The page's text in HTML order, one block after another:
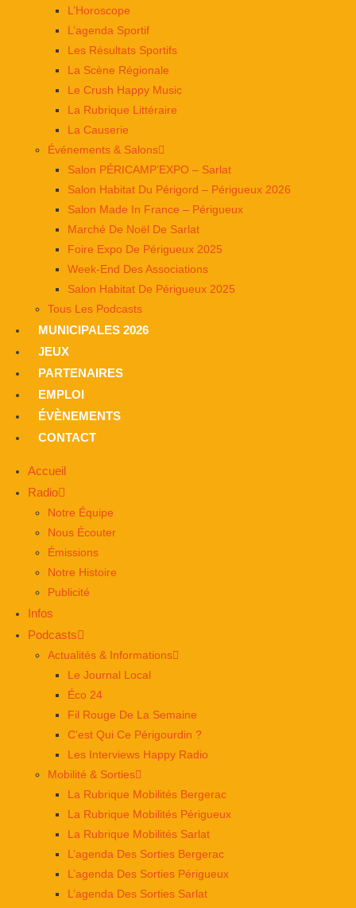
L’Horoscope
L’agenda Sportif
Les Résultats Sportifs
La Scène Régionale
Le Crush Happy Music
La Rubrique Littéraire
La Causerie
Événements & Salons
Salon PÉRICAMP’EXPO – Sarlat
Salon Habitat Du Périgord – Périgueux 2026
Salon Made In France – Périgueux
Marché De Noël De Sarlat
Foire Expo De Périgueux 2025
Week-End Des Associations
Salon Habitat De Périgueux 2025
Tous Les Podcasts
MUNICIPALES 2026
JEUX
PARTENAIRES
EMPLOI
ÉVÈNEMENTS
CONTACT
Accueil
Radio
Notre Équipe
Nous Écouter
Émissions
Notre Histoire
Publicité
Infos
Podcasts
Actualités & Informations
Le Journal Local
Éco 24
Fil Rouge De La Semaine
C’est Qui Ce Périgourdin ?
Les Interviews Happy Radio
Mobilité & Sorties
La Rubrique Mobilités Bergerac
La Rubrique Mobilités Périgueux
La Rubrique Mobilités Sarlat
L’agenda Des Sorties Bergerac
L’agenda Des Sorties Périgueux
L’agenda Des Sorties Sarlat